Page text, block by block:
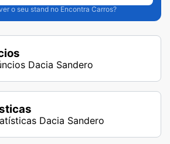
o seu stand no Encontra Carros?
Dacia Sandero
Dacia Sandero